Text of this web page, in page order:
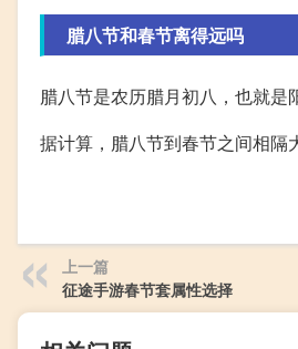
腊八节和春节离得远吗
腊八节是农历腊月初八，也就是
据计算，腊八节到春节之间相隔
上一篇
征途手游春节套属性选择